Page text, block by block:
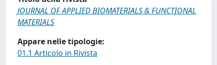
JOURNAL OF APPLIED BIOMATERIALS & FUNCTIONAL
MATERIALS
Appare nelle tipologie:
01.1 Articolo in Rivista